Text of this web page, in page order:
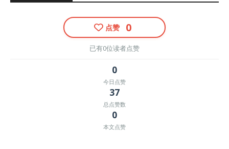
点赞 0
已有0位读者点赞
0
今日点赞
37
总点赞数
0
本文点赞